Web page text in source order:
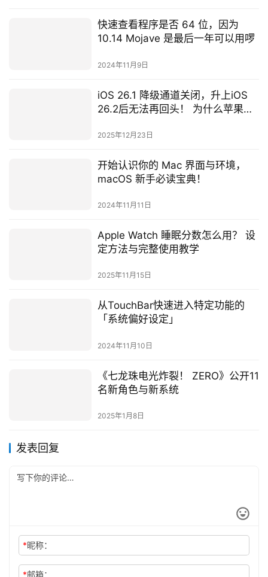
快速查看程序是否 64 位，因为
10.14 Mojave 是最后一年可以用啰
2024年11月9日
iOS 26.1 降级通道关闭，升上iOS
26.2后无法再回头！ 为什么苹果要
2025年12月23日
开始认识你的 Mac 界面与环境，
macOS 新手必读宝典！
2024年11月11日
Apple Watch 睡眠分数怎么用？ 设
定方法与完整使用教学
2025年11月15日
从TouchBar快速进入特定功能的
「系统偏好设定」
2024年11月10日
《七龙珠电光炸裂！ ZERO》公开11
名新角色与新系统
2025年1月8日
发表回复
*昵称：
*邮箱：